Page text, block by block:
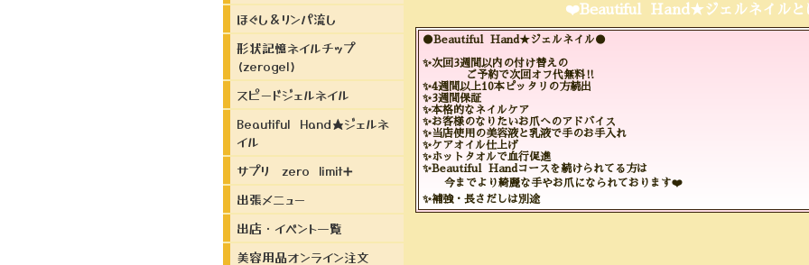
❤️Beautiful Hand★ジェルネイル
●Beautiful Hand★ジェルネイル●
✨次回3週間以内の付け替えの
ご予約で次回オフ代無料‼️
✨4週間以上10本ピッタリの方続出
✨3週間保証
✨本格的なネイルケア
✨お客様のなりたいお爪へのアドバイス
✨当店使用の美容液と乳液で手のお手入れ
✨ケアオイル仕上げ
✨ホットタオルで血行促進
✨Beautiful Handコースを続けられてる方は
今までより綺麗な手やお爪になられております❤️
✨補強・長さだしは別途
ほぐし＆リンパ流し
形状記憶ネイルチップ
(zerogel)
スピードジェルネイル
Beautiful Hand★ジェルネ
イル
サプリ zero limit➕
出張メニュー
出店・イベント一覧
美容用品オンライン注文